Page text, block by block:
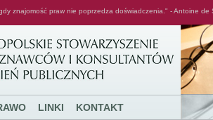
znajomość praw nie poprzedza doświadczenia." - Antoine de
LINKI KONTAKT